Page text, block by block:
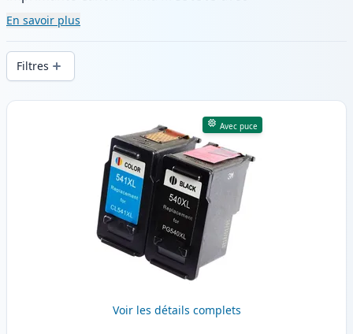
notre gamme de cartouches compatibles
et haute capacité. Profitez d’une qualité
d’impression constante et d’une livraison
rapide depuis un stock local en .
En savoir plus
Filtres
Produits
Avec puce
Voir les détails complets